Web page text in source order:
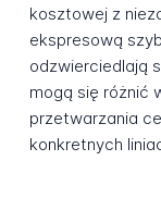
kosztowej z
ekspresową
odzwierciedlają
mogą się różnić
przetwarzania
konkretnych